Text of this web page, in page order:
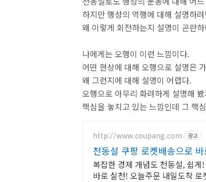
하지만 행성의 역행에 대해 설명하
왜 이렇게 회전하는지 설명이 곤란
나에게는 오행이 이런 느낌이다.
어떤 현상에 대해 오행으로 설명은
왜 그런지에 대해 설명이 어렵다.
오행으로 아무리 화려하게 설명해
핵심을 놓치고 있는 느낌인데 그 핵
http://www.coupang.com 광고
천동설 쿠팡 로켓배송으로
복잡한 경제 개념도 천동설, 쉽
바로 실천! 오늘주문 내일도착